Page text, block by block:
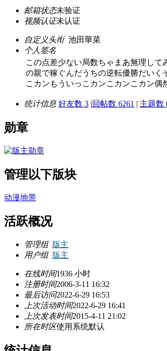
邮箱状态未验证
视频认证未认证
自定义头衔 池田華菜
个人签名
この点差少ない局数ちゃまあ無理し
の親で稼ぐんだうちの逆転優勝だいく
こカンもういっこカンこカンこカン偶
统计信息 好友数 3 |回帖数 6261 | 主题数
勋章
管理以下版块
动漫地带
活跃概况
管理组 版主
用户组 版主
在线时间1936 小时
注册时间2006-3-11 16:32
最后访问2022-6-29 16:53
上次活动时间2022-6-29 16:41
上次发表时间2015-4-11 21:02
所在时区使用系统默认